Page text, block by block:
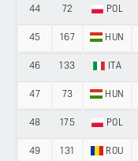
44 72 POL
45 167 HUN
46 133 ITA
47 73 HUN
48 175 POL
49 131 ROU